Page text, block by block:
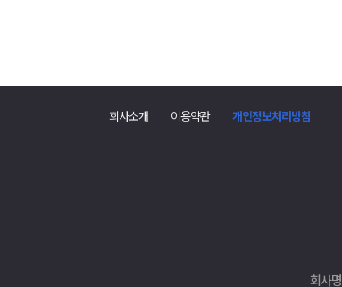
회사소개 이용약관 개인정보처리방침
회사명